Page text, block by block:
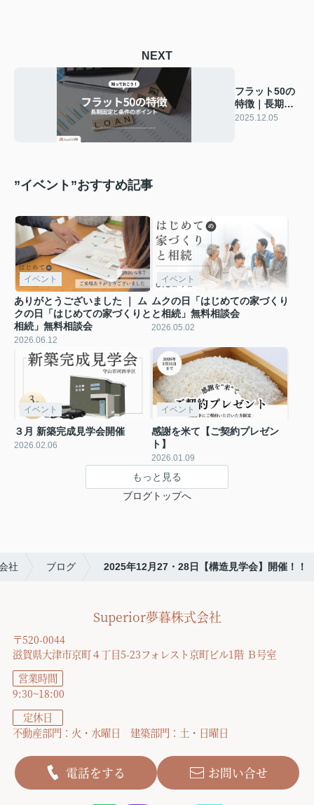
NEXT
フラット50の
特徴｜長期固
定と条件のポ
2025.12.05
”イベント”おすすめ記事
イベント
ありがとうございました ｜ ム
クの日「はじめての家づくりと
相続」無料相談会
2026.06.12
イベント
ムクの日「はじめての家づくり
と相続」無料相談会
2026.05.02
イベント
３月 新築完成見学会開催
2026.02.06
イベント
感謝を米て【ご契約プレゼン
ト】
2026.01.09
もっと見る
ブログトップへ
社 ブログ 2025年12月27・28日【構造見学会】開催！！
Superior夢暮株式会社
〒520-0044
滋賀県大津市京町４丁目5-23フォレスト京町ビル1階 Ｂ号室
営業時間
9:30~18:00
定休日
不動産部門：火・水曜日 建築部門：土・日曜日
電話をする お問い合せ